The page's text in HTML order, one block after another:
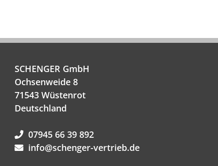
SCHENGER GmbH
Ochsenweide 8
71543 Wüstenrot
Deutschland
07945 66 39 892
info@schenger-vertrieb.de